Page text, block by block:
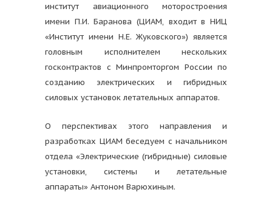
институт авиационного моторостроения
имени П.И. Баранова (ЦИАМ, входит в НИЦ
«Институт имени Н.Е. Жуковского») является
головным исполнителем нескольких
госконтрактов с Минпромторгом России по
созданию электрических и гибридных
силовых установок летательных аппаратов.
О перспективах этого направления и
разработках ЦИАМ беседуем с начальником
отдела «Электрические (гибридные) силовые
установки, системы и летательные
аппараты» Антоном Варюхиным.